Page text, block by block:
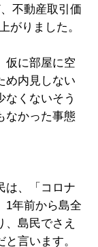
不動産取引価
がりました。
仮に部屋に空
め内見しない
なくないそう
なかった事態
は、「コロナ
1年前から島全
島民でさえ
言います。